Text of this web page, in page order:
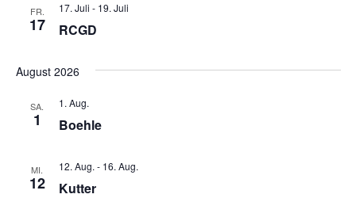
FR.
17 RCGD
17. Juli - 19. Juli
August 2026
SA.
1 Boehle
1. Aug.
MI.
12 Kutter
12. Aug. - 16. Aug.